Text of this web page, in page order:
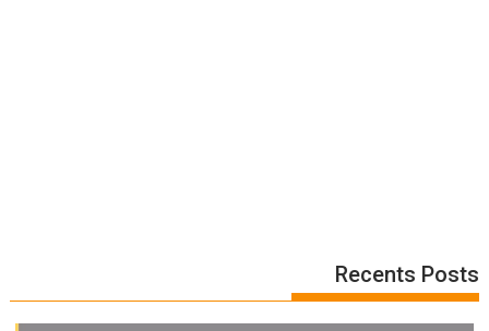
Recents Posts